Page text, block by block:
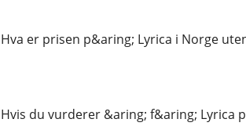
Hva er prisen p&aring; Lyrica i Norge
Hvis du vurderer &aring; f&aring; Lyrica